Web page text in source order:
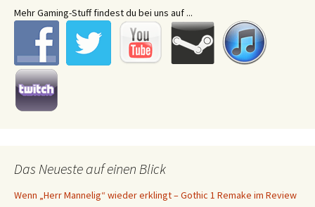
Mehr Gaming-Stuff findest du bei uns auf ...
Das Neueste auf einen Blick
Wenn „Herr Mannelig“ wieder erklingt – Gothic 1 Remake im Review